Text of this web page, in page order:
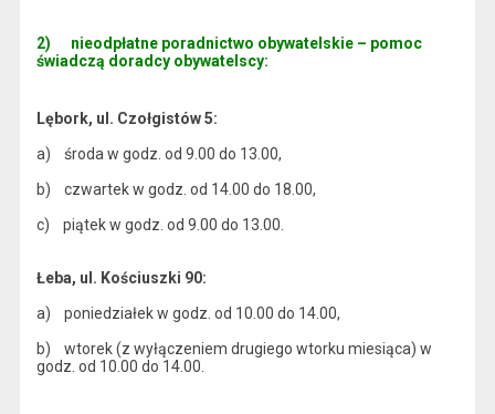
2) nieodpłatne poradnictwo obywatelskie – pomoc
świadczą doradcy obywatelscy:
Lębork, ul. Czołgistów 5:
a) środa w godz. od 9.00 do 13.00,
b) czwartek w godz. od 14.00 do 18.00,
c) piątek w godz. od 9.00 do 13.00.
Łeba, ul. Kościuszki 90:
a) poniedziałek w godz. od 10.00 do 14.00,
b) wtorek (z wyłączeniem drugiego wtorku miesiąca) w
godz. od 10.00 do 14.00.